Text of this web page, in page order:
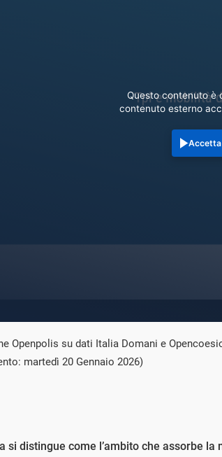
Questo contenuto è
contenuto esterno
Accetta
Openpolis su dati Italia Domani e
martedì 20 Gennaio 2026)
si distingue come l’ambito che assorbe